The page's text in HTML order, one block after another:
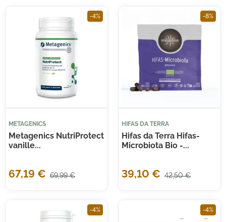
-4%
METAGENICS
Metagenics NutriProtect
vanille...
67,19 € 69,99 €
-8%
HIFAS DA TERRA
Hifas da Terra Hifas-
Microbiota Bio -...
39,10 € 42,50 €
-4% -4%